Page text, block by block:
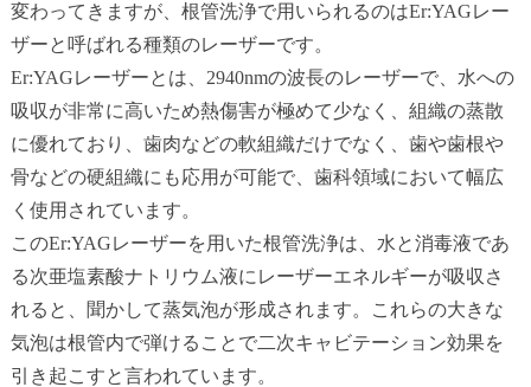
変わってきますが、根管洗浄で用いられるのはEr:YAGレー
ザーと呼ばれる種類のレーザーです。
Er:YAGレーザーとは、2940nmの波長のレーザーで、水への
吸収が非常に高いため熱傷害が極めて少なく、組織の蒸散
に優れており、歯肉などの軟組織だけでなく、歯や歯根や
骨などの硬組織にも応用が可能で、歯科領域において幅広
く使用されています。
このEr:YAGレーザーを用いた根管洗浄は、水と消毒液であ
る次亜塩素酸ナトリウム液にレーザーエネルギーが吸収さ
れると、聞かして蒸気泡が形成されます。これらの大きな
気泡は根管内で弾けることで二次キャビテーション効果を
引き起こすと言われています。